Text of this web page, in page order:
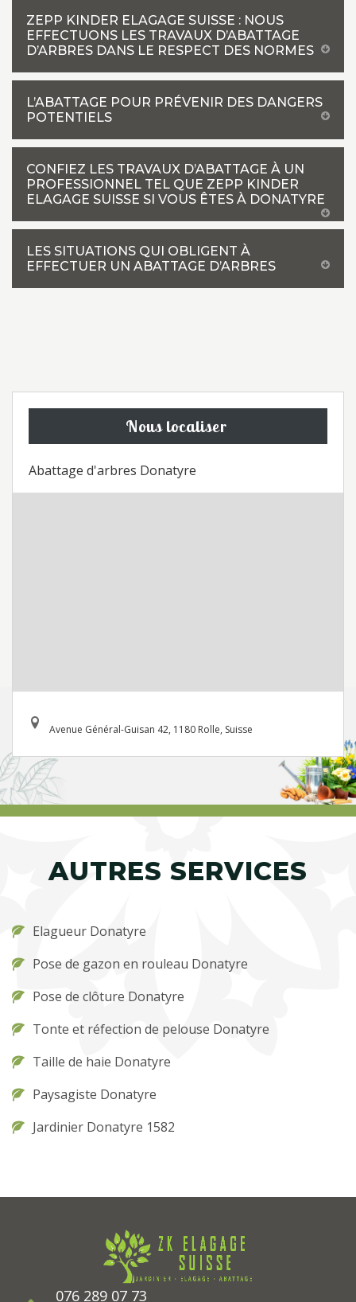
ZEPP KINDER ELAGAGE SUISSE : NOUS
EFFECTUONS LES TRAVAUX D’ABATTAGE
D’ARBRES DANS LE RESPECT DES NORMES
L’ABATTAGE POUR PRÉVENIR DES DANGERS
POTENTIELS
CONFIEZ LES TRAVAUX D’ABATTAGE À UN
PROFESSIONNEL TEL QUE ZEPP KINDER
ELAGAGE SUISSE SI VOUS ÊTES À DONATYRE
LES SITUATIONS QUI OBLIGENT À
EFFECTUER UN ABATTAGE D’ARBRES
Nous localiser
Abattage d'arbres Donatyre
Avenue Général-Guisan 42, 1180 Rolle, Suisse
AUTRES SERVICES
Elagueur Donatyre
Pose de gazon en rouleau Donatyre
Pose de clôture Donatyre
Tonte et réfection de pelouse Donatyre
Taille de haie Donatyre
Paysagiste Donatyre
Jardinier Donatyre 1582
076 289 07 73